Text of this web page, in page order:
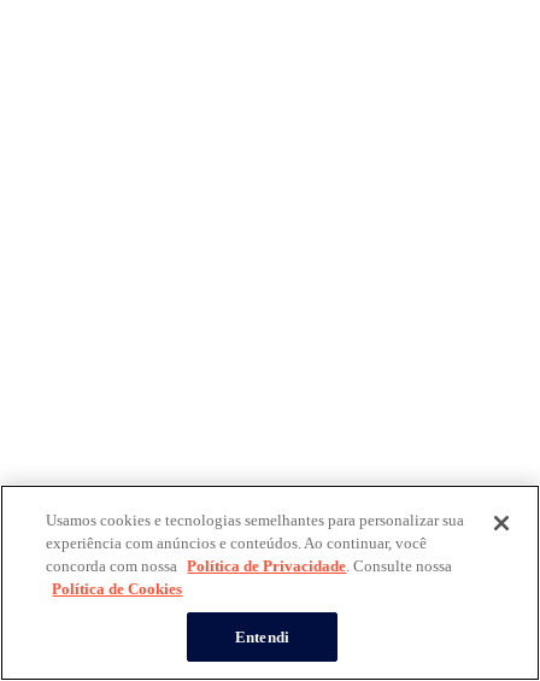
Usamos cookies e tecnologias semelhantes para personalizar sua
experiência com anúncios e conteúdos. Ao continuar, você
concorda com nossa Política de Privacidade. Consulte nossa
Política de Cookies
Entendi